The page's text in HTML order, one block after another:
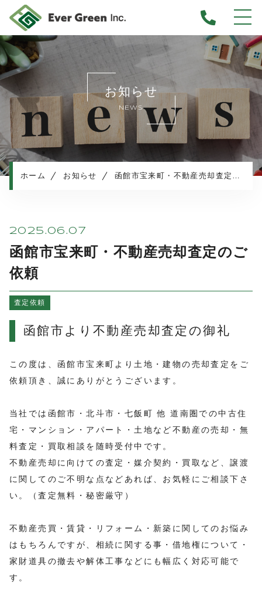
ホーム
当社について
不動産売却について
仲介売却
業者買取
不動産売却の流れ
お知らせ
プライバシーポリシー
お知らせ
NEWS
ホーム お知らせ 函館市宝来町・不動産売却査定のご依頼
2025.06.07
函館市宝来町・不動産売却査定のご
依頼
査定依頼
函館市より不動産売却査定の御礼
この度は、函館市宝来町より土地・建物の売却査定をご
依頼頂き、誠にありがとうございます。
当社では函館市・北斗市・七飯町 他 道南圏での中古住
宅・マンション・アパート・土地など不動産の売却・無
料査定・買取相談を随時受付中です。
不動産売却に向けての査定・媒介契約・買取など、譲渡
に関してのご不明な点などあれば、お気軽にご相談下さ
い。（査定無料・秘密厳守）
不動産売買・賃貸・リフォーム・新築に関してのお悩み
はもちろんですが、相続に関する事・借地権について・
家財道具の撤去や解体工事などにも幅広く対応可能で
す。